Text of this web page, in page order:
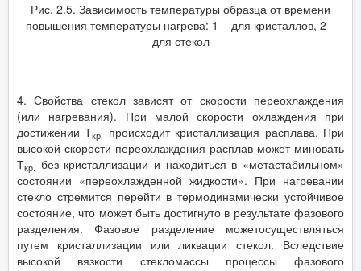
Рис. 2.5. Зависимость температуры образца от времени
повышения температуры нагрева: 1 – для кристаллов, 2 –
для стекол
4. Свойства стекол зависят от скорости переохлаждения
(или нагревания). При малой скорости охлаждения при
достижении Ткр.
происходит кристаллизация расплава. При
высокой скорости переохлаждения расплав может миновать
Ткр.
без кристаллизации и находиться в «метастабильном»
состоянии «переохлажденной жидкости». При нагревании
стекло стремится перейти в термодинамически устойчивое
состояние, что может быть достигнуто в результате фазового
разделения. Фазовое разделение можетосуществляться
путем кристаллизации или ликвации стекол. Вследствие
высокой вязкости стекломассы процессы фазового